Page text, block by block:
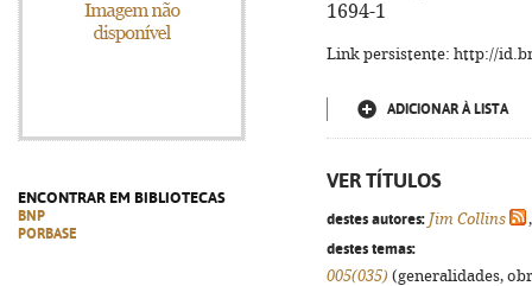
ENCONTRAR EM BIBLIOTECAS
BNP
PORBASE
1694-1
Link persistente: http://
ADICIONAR À LISTA
VER TÍTULOS
destes autores: Jim Collins
destes temas:
005(035) (generalidades,